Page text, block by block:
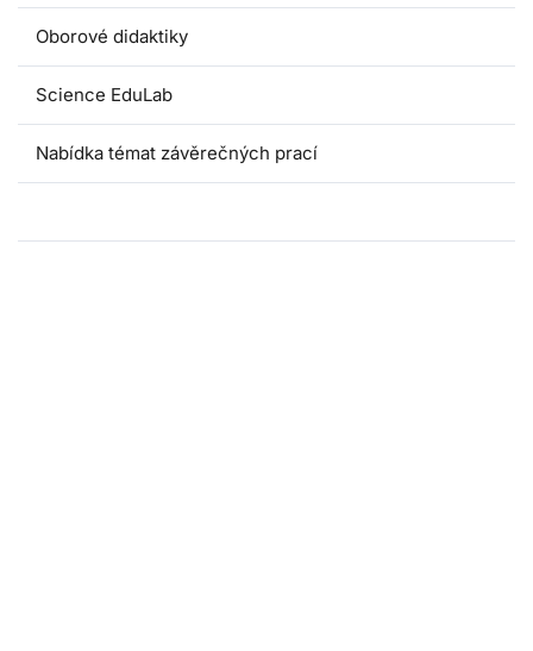
Oborové didaktiky
Science EduLab
Nabídka témat závěrečných prací